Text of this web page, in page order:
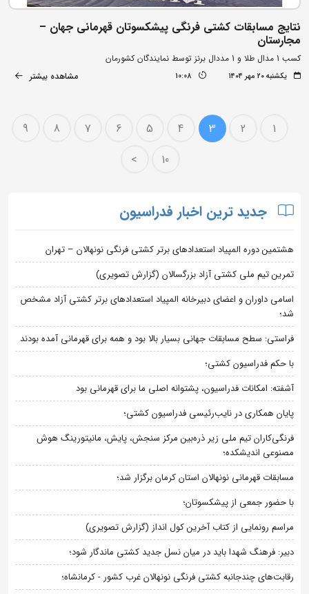
نتایج مسابقات کشتی فرنگی پیشکسوتان قهرمانی جهان –
مجارستان
کسب 1 مدال طلا و 1 مددال برنز توسط نمایندگان کشورمان
یکشنبه ۲۰ مهر ۱۴۰۴ 10:08 مشاهده بیشتر
1
2
3
4
5
6
7
8
9
10
>
جدید ترین اخبار فدراسیون
هشتمین دوره المپیاد استعدادهای برتر کشتی فرنگی نونهالان – تهران
تمرین تیم ملی کشتی آزاد بزرگسالان (گزارش تصویری)
اسامی داوران و اعضای دبیرخانه المپیاد استعدادهای برتر کشتی آزاد مشخص
شد؛
فراستی: سطح مسابقات جهانی بسیار بالا بود و همه برای قهرمانی آمده بودند
با حکم فدراسیون کشتی؛
آشفته: امکانات فدراسیون، پشتوانه اصلی ما برای قهرمانی بود
پایان همکاری در نایب‌رئیسی فدراسیون کشتی؛
فرنگی‌کاران تیم ملی زیر ذره‌بین مرکز سنجش، پایش، مانیتورینگ هوش
مصنوعی اندیشکده؛
مسابقات قهرمانی نونهالان استان کرمان برگزار شد؛
با حضور جمعی از پیشکسوتان؛
مراسم رونمایی از کتاب آخرین کول انداز (گزارش تصویری)
دبیر: فرهنگ شهدا باید در میان نسل جدید کشتی ماندگار شود؛
رقابت‌های چندجانبه کشتی فرنگی نونهالان غرب کشور - کرمانشاه؛